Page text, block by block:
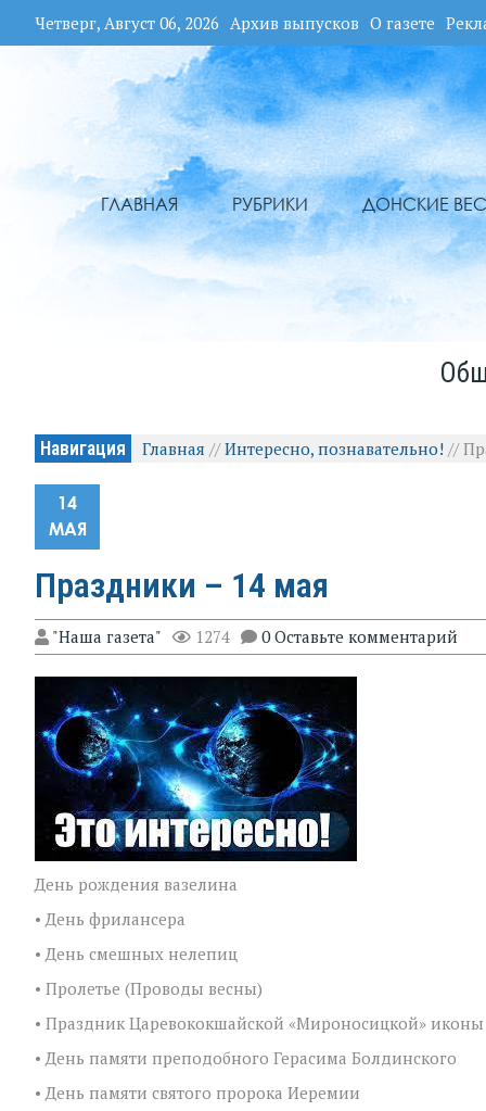
Четверг, Август 06, 2026 Архив выпусков О газете
ГЛАВНАЯ РУБРИКИ ДОНСКИЕ
Навигация Главная //Интересно, познавательно! //
14
МАЯ
Праздники – 14 мая
"Наша газета" 1274 0 Оставьте комментарий
День рождения вазелина
• День фрилансера
• День смешных нелепиц
• Пролетье (Проводы весны)
• Праздник Царевококшайской «Мироносицкой»
• День памяти преподобного Герасима Болдинского
• День памяти святого пророка Иеремии